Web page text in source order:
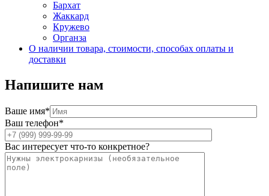
Бархат
Жаккард
Кружево
Органза
О наличии товара, стоимости, способах оплаты и
доставки
Напишите нам
Ваше имя*
Ваш телефон*
Вас интересует что-то конкретное?